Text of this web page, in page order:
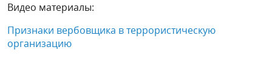
Видео материалы:
Признаки вербовщика в террористическую
организацию